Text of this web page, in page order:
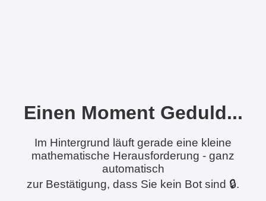
Einen Moment Geduld...
Im Hintergrund läuft gerade eine kleine
mathematische Herausforderung - ganz
automatisch
zur Bestätigung, dass Sie kein Bot sind 🔒.